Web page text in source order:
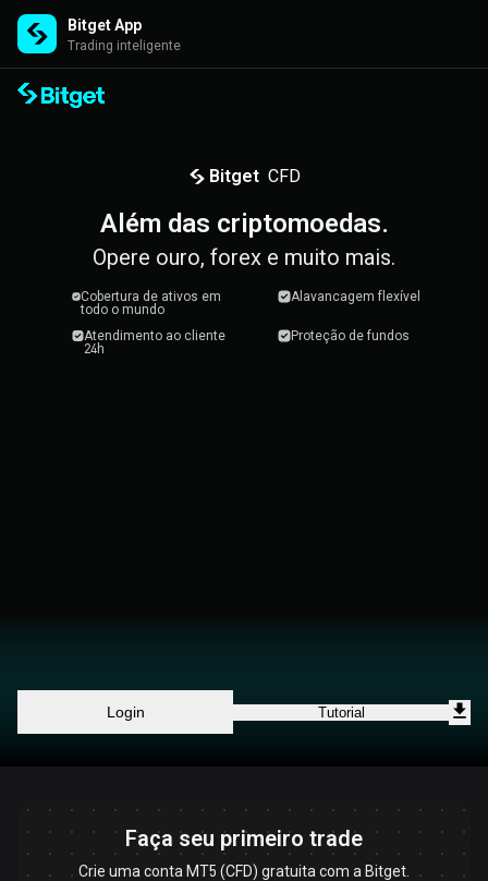
Bitget App
Trading inteligente
Bitget CFD
Além das criptomoedas.
Opere ouro, forex e muito mais.
Cobertura de ativos em
todo o mundo
Alavancagem flexível
Atendimento ao cliente
24h
Proteção de fundos
Login Tutorial
Faça seu primeiro trade
Crie uma conta MT5 (CFD) gratuita com a Bitget.